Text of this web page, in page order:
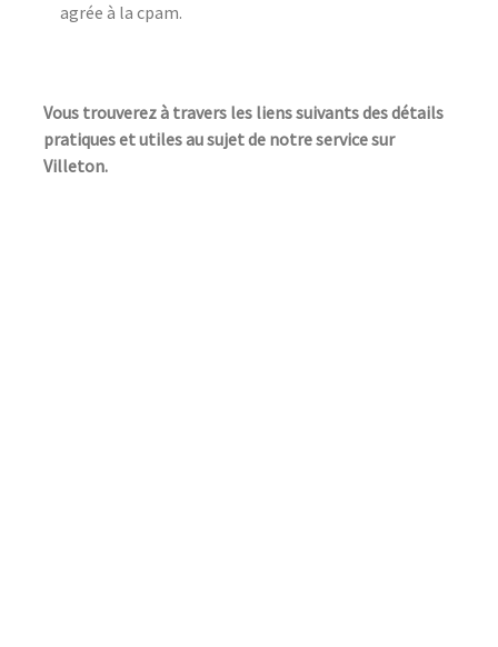
agrée à la cpam.
Vous trouverez à travers les liens suivants des détails
pratiques et utiles au sujet de notre service sur
Villeton.